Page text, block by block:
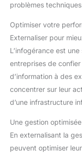
problèmes
Optimiser votre
Externaliser pour
L’infogérance est
entreprises de
d’information à des
concentrer sur leur
d’une infrastructure
Une gestion
En externalisant la
peuvent optimiser